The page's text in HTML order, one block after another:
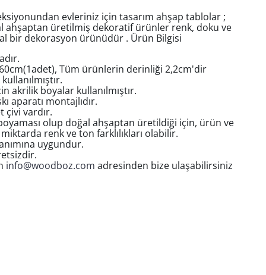
evleriniz için tasarım ahşap tablolar ;
ahşaptan üretilmiş dekoratif ürünler renk, doku ve
bir dekorasyon ürünüdür . Ürün Bilgisi
Tüm ürünlerin derinliği 2,2cm'dir
akrilik boyalar kullanılmıştır.
aparatı montajlıdır.
çivi vardır.
olup doğal ahşaptan üretildiği için, ürün ve
renk ve ton farklılıkları olabilir.
uygundur.
info@woodboz.com adresinden bize ulaşabilirsiniz